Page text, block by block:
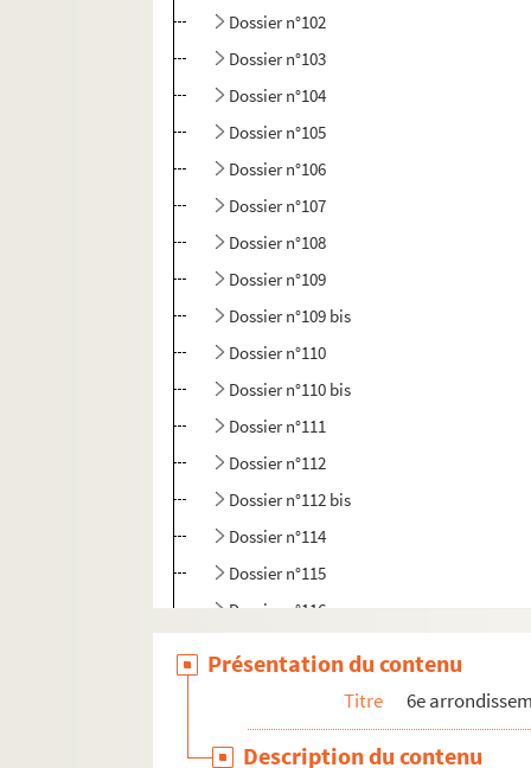
Dossier n°102
Dossier n°103
Dossier n°104
Dossier n°105
Dossier n°106
Dossier n°107
Dossier n°108
Dossier n°109
Dossier n°109 bis
Dossier n°110
Dossier n°110 bis
Dossier n°111
Dossier n°112
Dossier n°112 bis
Dossier n°114
Dossier n°115
Dossier n°116
Dossier n°119
Présentation du contenu
Titre 6e
Description du contenu